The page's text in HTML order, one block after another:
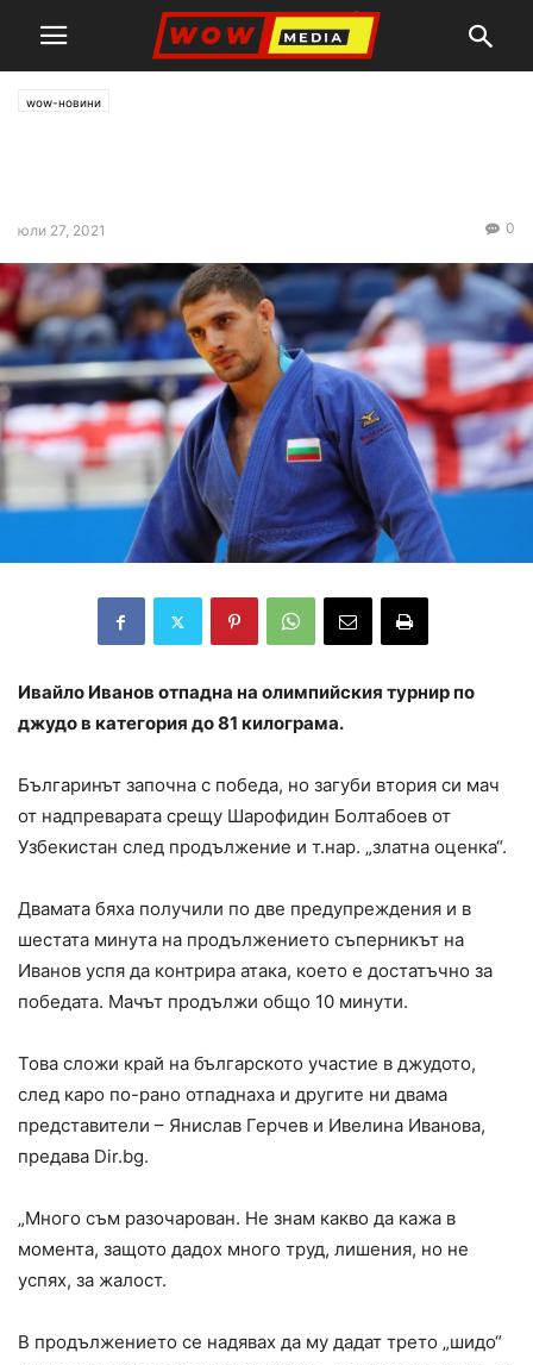
wow-новини
юли 27, 2021 0
Ивайло Иванов отпадна на олимпийския турнир по
джудо в категория до 81 килограма.
Българинът започна с победа, но загуби втория си мач
от надпреварата срещу Шарофидин Болтабоев от
Узбекистан след продължение и т.нар. „златна оценка“.
Двамата бяха получили по две предупреждения и в
шестата минута на продължението съперникът на
Иванов успя да контрира атака, което е достатъчно за
победата. Мачът продължи общо 10 минути.
Това сложи край на българското участие в джудото,
след каро по-рано отпаднаха и другите ни двама
представители – Янислав Герчев и Ивелина Иванова,
предава Dir.bg.
„Много съм разочарован. Не знам какво да кажа в
момента, защото дадох много труд, лишения, но не
успях, за жалост.
В продължението се надявах да му дадат трето „шидо“